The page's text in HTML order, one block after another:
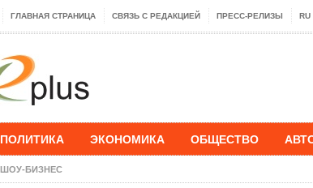
ГЛАВНАЯ СТРАНИЦА СВЯЗЬ С РЕДАКЦИЕЙ ПРЕСС-РЕЛИЗЫ RU
ПОЛИТИКА ЭКОНОМИКА ОБЩЕСТВО
ШОУ-БИЗНЕС